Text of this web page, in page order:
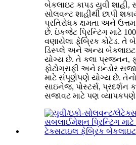
બેકલાઇટ કાપડ યુવી
સોલવન્ટ શાહીથી છાપી
પ્રતિરોધક ક્ષમતા અને
છે. ઇંકજેટ પ્રિન્ટિંગ માટે
વણાયેલા ફેબ્રિક કોટેડ. તે
ડિસ્પ્લે અને અન્ય બેકલાઇટ
યોગ્ય છે. તે કલા પ્રજનન,
ફોટોગ્રાફી અને ઇન્ડોર
માટે સંપૂર્ણપણે યોગ્ય છે.
સાઇનેજ, પોસ્ટર્સ, પ્રદર્શન
સજાવટ માટે પણ